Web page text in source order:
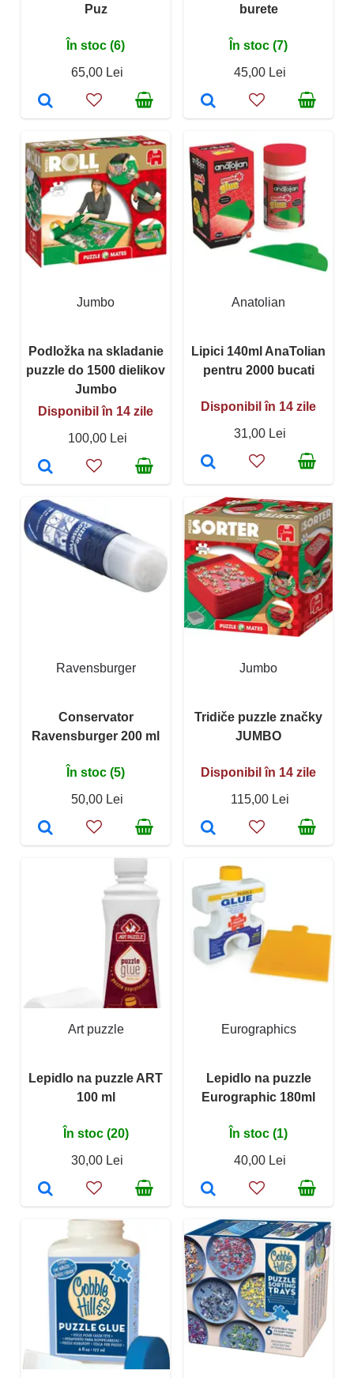
Puz
În stoc (6)
65,00 Lei
burete
În stoc (7)
45,00 Lei
Jumbo
Podložka na skladanie
puzzle do 1500 dielikov
Jumbo
Disponibil în 14 zile
100,00 Lei
Anatolian
Lipici 140ml AnaTolian
pentru 2000 bucati
Disponibil în 14 zile
31,00 Lei
Ravensburger
Conservator
Ravensburger 200 ml
În stoc (5)
50,00 Lei
Jumbo
Tridiče puzzle značky
JUMBO
Disponibil în 14 zile
115,00 Lei
Art puzzle
Lepidlo na puzzle ART
100 ml
În stoc (20)
30,00 Lei
Eurographics
Lepidlo na puzzle
Eurographic 180ml
În stoc (1)
40,00 Lei